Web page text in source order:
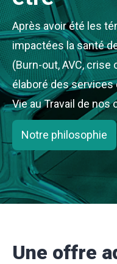
Après avoir été les
impactées la santé
(Burn-out, AVC, crise
élaboré des services
Vie au Travail de nos
Notre philosophie
Une offre